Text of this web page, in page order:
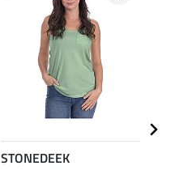
STONEDEEK